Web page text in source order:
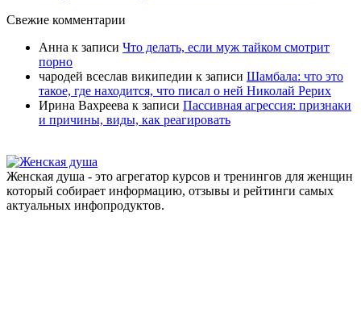
Свежие комментарии
Анна к записи Что делать, если муж тайком смотрит
порно
чародей всеслав википедии к записи Шамбала: что это
такое, где находится, что писал о ней Николай Рерих
Ирина Вахреева к записи Пассивная агрессия: признаки
и причины, виды, как реагировать
Женская душа - это агрегатор курсов и тренингов для женщин
который собирает информацию, отзывы и рейтинги самых
актуальных инфопродуктов.